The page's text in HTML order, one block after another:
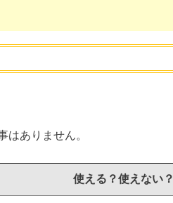
はありません。
使える？使えない？